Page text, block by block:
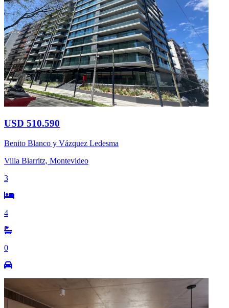
USD 510.590
Benito Blanco y Vázquez Ledesma
Villa Biarritz, Montevideo
3
4
0